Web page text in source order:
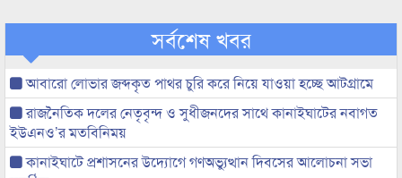
সর্বশেষ খবর
আবারো লোভার জব্দকৃত পাথর চুরি করে নিয়ে যাওয়া হচ্ছে আটগ্রামে
রাজনৈতিক দলের নেতৃবৃন্দ ও সুধীজনদের সাথে কানাইঘাটের নবাগত
ইউএনও’র মতবিনিময়
কানাইঘাটে প্রশাসনের উদ্যোগে গণঅভ্যুত্থান দিবসের আলোচনা সভা